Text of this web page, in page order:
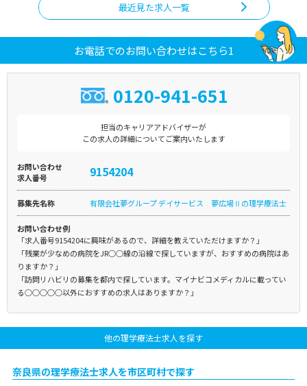
最近見た求人一覧
お電話でのお問い合わせはこちら1
0120-941-651
担当のキャリアアドバイザーが
この求人の詳細についてご案内いたします
お問い合わせ
求人番号
9154204
募集先名称 有限会社夢グループ デイサービス 夢広場Ⅱの理学療法士
お問い合わせ例
「求人番号9154204に興味があるので、詳細を教えていただけますか？」
「残業が少なめの病院をJR○○線の沿線で探していますが、おすすめの病院はあ
りますか？」
「訪問リハビリの募集を都内で探しています。マイナビコメディカルに載ってい
る○○○○○以外におすすめの求人はありますか？」
他の理学療法士求人を探す
奈良県の理学療法士求人を市区町村で探す